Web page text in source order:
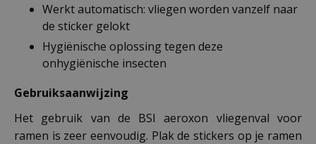
Werkt automatisch: vliegen worden vanzelf naar
de sticker gelokt
Hygiënische oplossing tegen deze
onhygiënische insecten
Gebruiksaanwijzing
Het gebruik van de BSI aeroxon vliegenval voor
ramen is zeer eenvoudig. Plak de stickers op je ramen